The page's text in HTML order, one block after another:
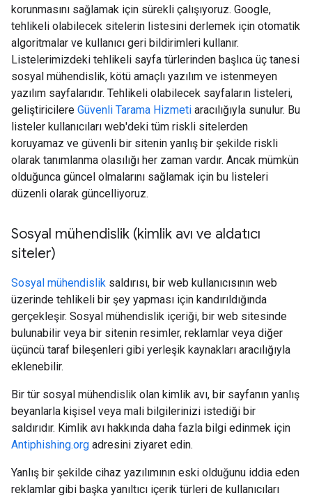
korunmasını sağlamak için sürekli çalışıyoruz. Google,
tehlikeli olabilecek sitelerin listesini derlemek için otomatik
algoritmalar ve kullanıcı geri bildirimleri kullanır.
Listelerimizdeki tehlikeli sayfa türlerinden başlıca üç tanesi
sosyal mühendislik, kötü amaçlı yazılım ve istenmeyen
yazılım sayfalarıdır. Tehlikeli olabilecek sayfaların listeleri,
geliştiricilere Güvenli Tarama Hizmeti aracılığıyla sunulur. Bu
listeler kullanıcıları web'deki tüm riskli sitelerden
koruyamaz ve güvenli bir sitenin yanlış bir şekilde riskli
olarak tanımlanma olasılığı her zaman vardır. Ancak mümkün
olduğunca güncel olmalarını sağlamak için bu listeleri
düzenli olarak güncelliyoruz.
Sosyal mühendislik (kimlik avı ve aldatıcı
siteler)
Sosyal mühendislik saldırısı, bir web kullanıcısının web
üzerinde tehlikeli bir şey yapması için kandırıldığında
gerçekleşir. Sosyal mühendislik içeriği, bir web sitesinde
bulunabilir veya bir sitenin resimler, reklamlar veya diğer
üçüncü taraf bileşenleri gibi yerleşik kaynakları aracılığıyla
eklenebilir.
Bir tür sosyal mühendislik olan kimlik avı, bir sayfanın yanlış
beyanlarla kişisel veya mali bilgilerinizi istediği bir
saldırıdır. Kimlik avı hakkında daha fazla bilgi edinmek için
Antiphishing.org adresini ziyaret edin.
Yanlış bir şekilde cihaz yazılımının eski olduğunu iddia eden
reklamlar gibi başka yanıltıcı içerik türleri de kullanıcıları